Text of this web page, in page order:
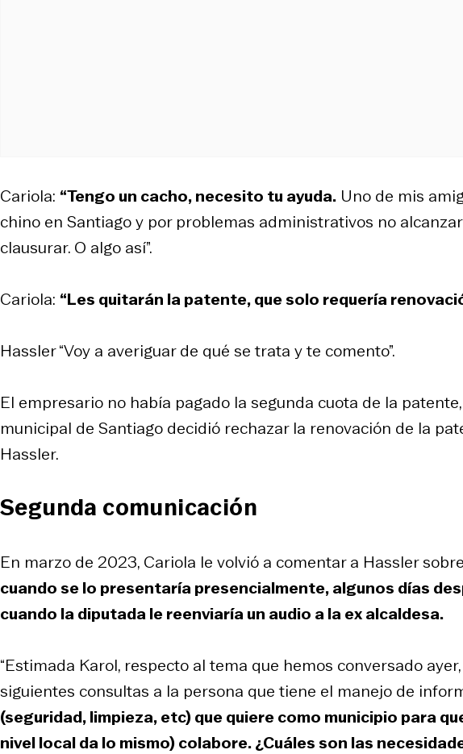
Cariola: “Tengo un cacho, necesito tu ayuda. Uno de mis
chino en Santiago y por problemas administrativos no
clausurar. O algo así”.
Cariola: “Les quitarán la patente, que solo requería
Hassler “Voy a averiguar de qué se trata y te comento”.
El empresario no había pagado la segunda cuota de la
municipal de Santiago decidió rechazar la renovación de la
Hassler.
Segunda comunicación
En marzo de 2023, Cariola le volvió a comentar a Hassler
cuando se lo presentaría presencialmente, algunos días
cuando la diputada le reenviaría un audio a la ex alcaldesa.
“Estimada Karol, respecto al tema que hemos conversado
siguientes consultas a la persona que tiene el manejo de
(seguridad, limpieza, etc) que quiere como municipio para
nivel local da lo mismo) colabore. ¿Cuáles son las